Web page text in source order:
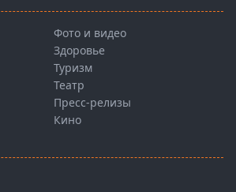
Фото и видео
Здоровье
Туризм
Театр
Пресс-релизы
Кино